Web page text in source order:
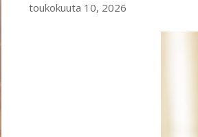
toukokuuta 10, 2026